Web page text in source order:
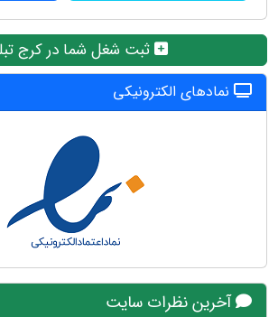
ثبت شغل شما در کرج
نمادهای الکترونیکی
آخرین نظرات سایت